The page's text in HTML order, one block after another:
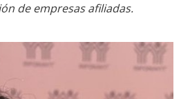
de empresas afiliadas.